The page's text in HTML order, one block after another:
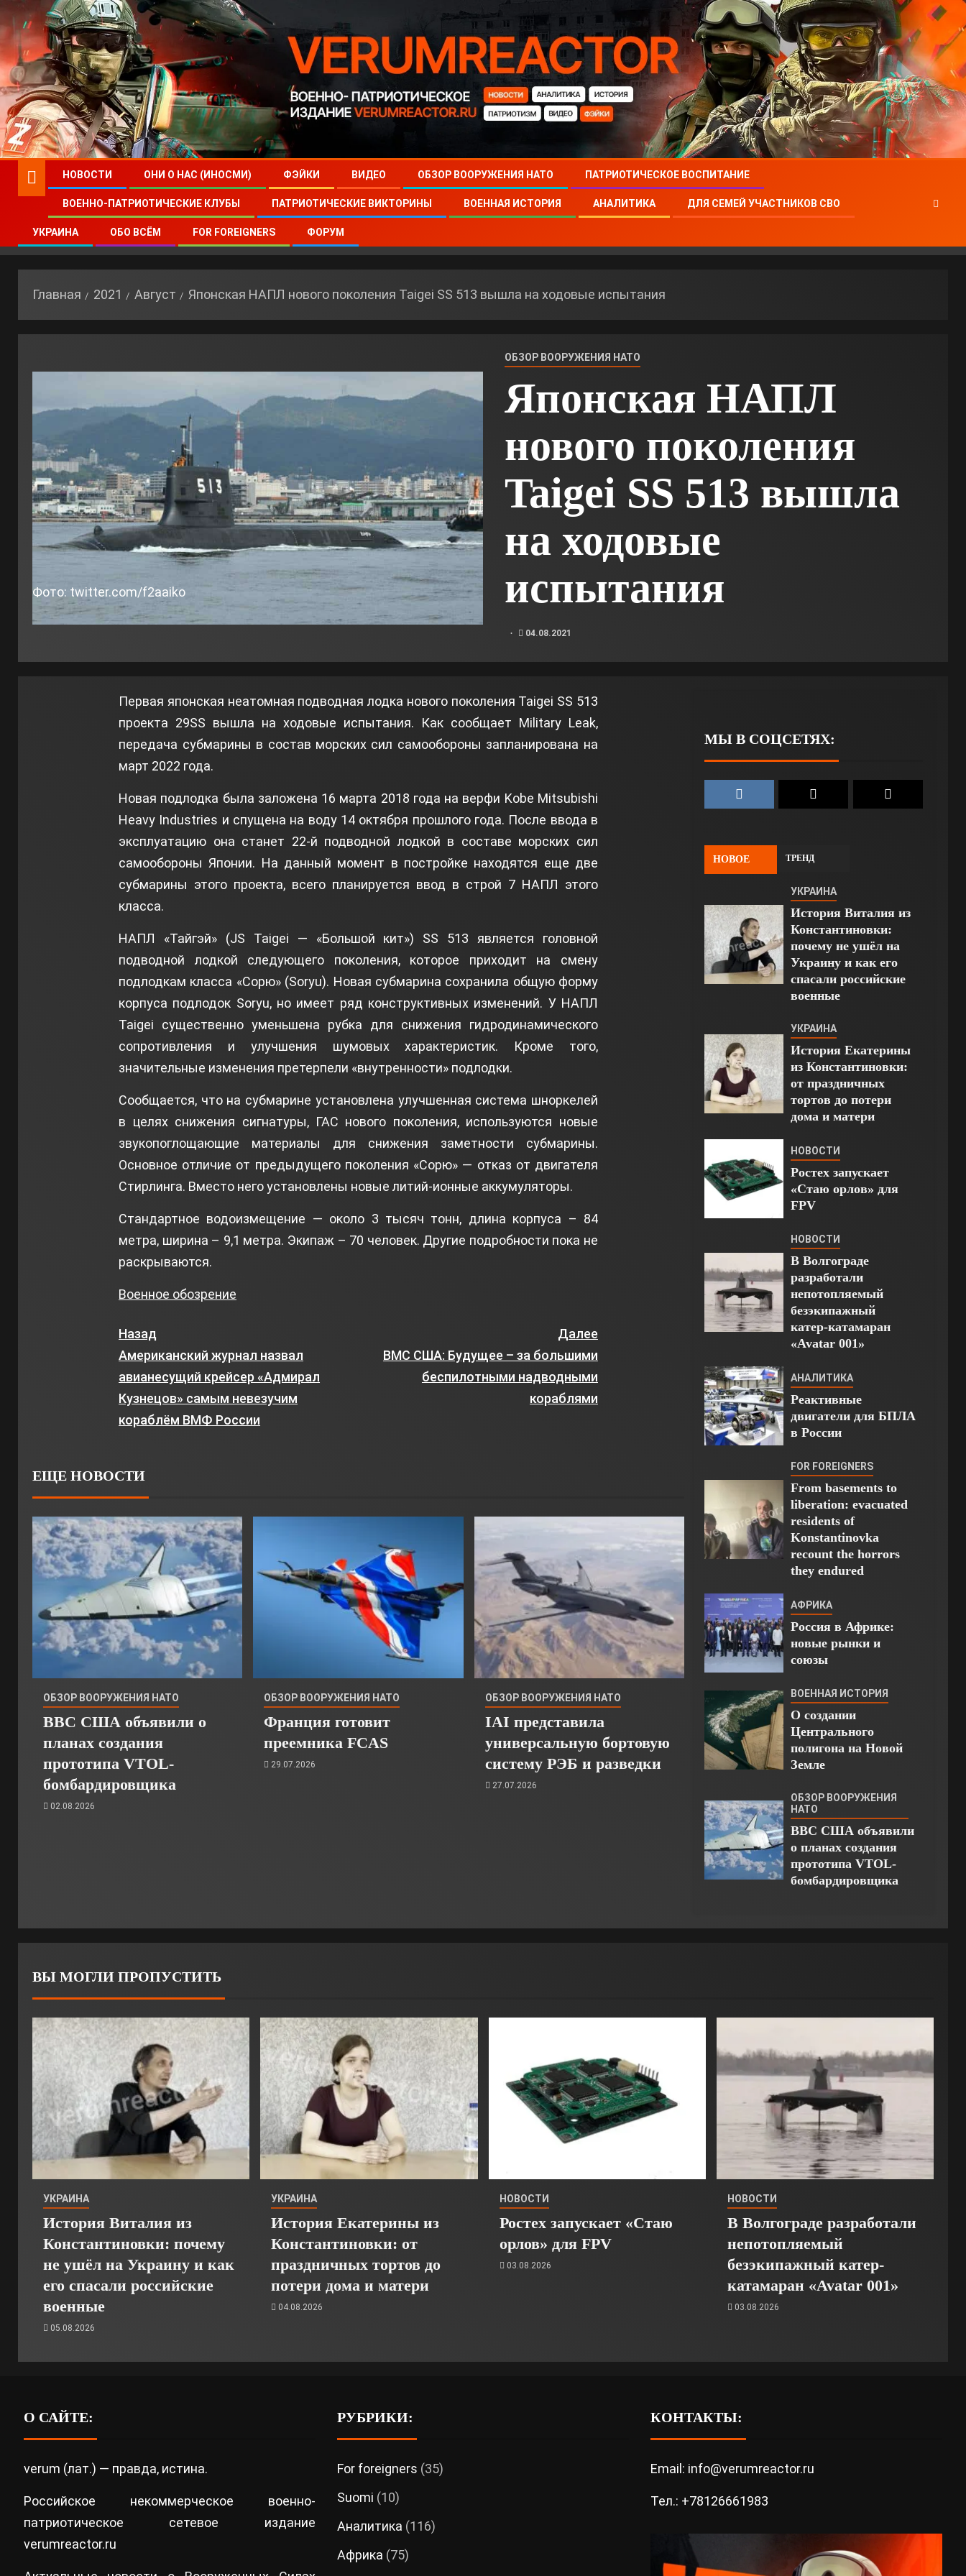
НОВОСТИ ОНИ О НАС (ИНОСМИ) ФЭЙКИ ВИДЕО ОБЗОР ВООРУЖЕНИЯ НАТО ПАТРИОТИЧЕСКОЕ ВОСПИТАНИЕ
ВОЕННО-ПАТРИОТИЧЕСКИЕ КЛУБЫ ПАТРИОТИЧЕСКИЕ ВИКТОРИНЫ ВОЕННАЯ ИСТОРИЯ АНАЛИТИКА ДЛЯ СЕМЕЙ УЧАСТНИКОВ СВО
УКРАИНА ОБО ВСЁМ FOR FOREIGNERS ФОРУМ
Главная 2021 Август Японская НАПЛ нового поколения Taigei SS 513 вышла на ходовые испытания
Фото: twitter.com/f2aaiko
ОБЗОР ВООРУЖЕНИЯ НАТО
Японская НАПЛ
нового поколения
Taigei SS 513 вышла
на ходовые
испытания
04.08.2021
Первая японская неатомная подводная лодка нового поколения Taigei SS 513
проекта 29SS вышла на ходовые испытания. Как сообщает Military Leak,
передача субмарины в состав морских сил самообороны запланирована на
март 2022 года.
Новая подлодка была заложена 16 марта 2018 года на верфи Kobe Mitsubishi
Heavy Industries и спущена на воду 14 октября прошлого года. После ввода в
эксплуатацию она станет 22-й подводной лодкой в составе морских сил
самообороны Японии. На данный момент в постройке находятся еще две
субмарины этого проекта, всего планируется ввод в строй 7 НАПЛ этого
класса.
НАПЛ «Тайгэй» (JS Taigei — «Большой кит») SS 513 является головной
подводной лодкой следующего поколения, которое приходит на смену
подлодкам класса «Сорю» (Soryu). Новая субмарина сохранила общую форму
корпуса подлодок Soryu, но имеет ряд конструктивных изменений. У НАПЛ
Taigei существенно уменьшена рубка для снижения гидродинамического
сопротивления и улучшения шумовых характеристик. Кроме того,
значительные изменения претерпели «внутренности» подлодки.
Сообщается, что на субмарине установлена улучшенная система шноркелей
в целях снижения сигнатуры, ГАС нового поколения, используются новые
звукопоглощающие материалы для снижения заметности субмарины.
Основное отличие от предыдущего поколения «Сорю» — отказ от двигателя
Стирлинга. Вместо него установлены новые литий-ионные аккумуляторы.
Стандартное водоизмещение — около 3 тысяч тонн, длина корпуса – 84
метра, ширина – 9,1 метра. Экипаж – 70 человек. Другие подробности пока не
раскрываются.
Военное обозрение
Назад
Американский журнал назвал
авианесущий крейсер «Адмирал
Кузнецов» самым невезучим
кораблём ВМФ России
Далее
ВМС США: Будущее – за большими
беспилотными надводными
кораблями
ЕЩЕ НОВОСТИ
ОБЗОР ВООРУЖЕНИЯ НАТО
ВВС США объявили о
планах создания
прототипа VTOL-
бомбардировщика
02.08.2026
ОБЗОР ВООРУЖЕНИЯ НАТО
Франция готовит
преемника FCAS
29.07.2026
ОБЗОР ВООРУЖЕНИЯ НАТО
IAI представила
универсальную бортовую
систему РЭБ и разведки
27.07.2026
МЫ В СОЦСЕТЯХ:
НОВОЕ ТРЕНД
УКРАИНА
История Виталия из
Константиновки:
почему не ушёл на
Украину и как его
спасали российские
военные
УКРАИНА
История Екатерины
из Константиновки:
от праздничных
тортов до потери
дома и матери
НОВОСТИ
Ростех запускает
«Стаю орлов» для
FPV
НОВОСТИ
В Волгограде
разработали
непотопляемый
безэкипажный
катер-катамаран
«Avatar 001»
АНАЛИТИКА
Реактивные
двигатели для БПЛА
в России
FOR FOREIGNERS
From basements to
liberation: evacuated
residents of
Konstantinovka
recount the horrors
they endured
АФРИКА
Россия в Африке:
новые рынки и
союзы
ВОЕННАЯ ИСТОРИЯ
О создании
Центрального
полигона на Новой
Земле
ОБЗОР ВООРУЖЕНИЯ
НАТО
ВВС США объявили
о планах создания
прототипа VTOL-
бомбардировщика
ВЫ МОГЛИ ПРОПУСТИТЬ
УКРАИНА
История Виталия из
Константиновки: почему
не ушёл на Украину и как
его спасали российские
военные
05.08.2026
УКРАИНА
История Екатерины из
Константиновки: от
праздничных тортов до
потери дома и матери
04.08.2026
НОВОСТИ
Ростех запускает «Стаю
орлов» для FPV
03.08.2026
НОВОСТИ
В Волгограде разработали
непотопляемый
безэкипажный катер-
катамаран «Avatar 001»
03.08.2026
О САЙТЕ:
verum (лат.) — правда, истина.
Российское некоммерческое военно-
патриотическое сетевое издание
verumreactor.ru
РУБРИКИ:
For foreigners (35)
Suomi (10)
Аналитика (116)
Африка (75)
КОНТАКТЫ:
Email: info@verumreactor.ru
Тел.: +78126661983